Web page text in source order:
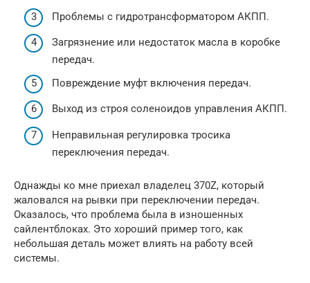
Проблемы с гидротрансформатором АКПП.
Загрязнение или недостаток масла в коробке
передач.
Повреждение муфт включения передач.
Выход из строя соленоидов управления АКПП.
Неправильная регулировка тросика
переключения передач.
Однажды ко мне приехал владелец 370Z, который
жаловался на рывки при переключении передач.
Оказалось, что проблема была в изношенных
сайлентблоках. Это хороший пример того, как
небольшая деталь может влиять на работу всей
системы.